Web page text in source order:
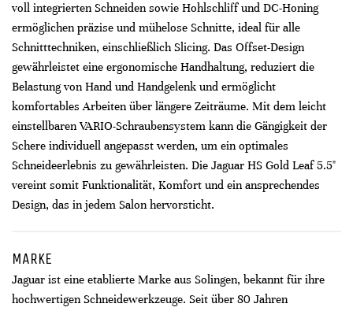
voll integrierten Schneiden sowie Hohlschliff und DC-Honing
ermöglichen präzise und mühelose Schnitte, ideal für alle
Schnitttechniken, einschließlich Slicing. Das Offset-Design
gewährleistet eine ergonomische Handhaltung, reduziert die
Belastung von Hand und Handgelenk und ermöglicht
komfortables Arbeiten über längere Zeiträume. Mit dem leicht
einstellbaren VARIO-Schraubensystem kann die Gängigkeit der
Schere individuell angepasst werden, um ein optimales
Schneideerlebnis zu gewährleisten. Die Jaguar HS Gold Leaf 5.5"
vereint somit Funktionalität, Komfort und ein ansprechendes
Design, das in jedem Salon hervorsticht.
MARKE
Jaguar ist eine etablierte Marke aus Solingen, bekannt für ihre
hochwertigen Schneidewerkzeuge. Seit über 80 Jahren